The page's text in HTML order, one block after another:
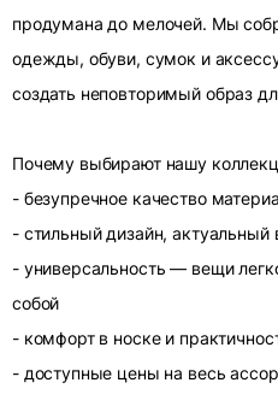
продумана до мелочей. Мы
одежды, обуви, сумок и
создать неповторимый образ
Почему выбирают нашу
- безупречное качество
- стильный дизайн, актуальный
- универсальность — вещи
собой
- комфорт в носке и
- доступные цены на весь